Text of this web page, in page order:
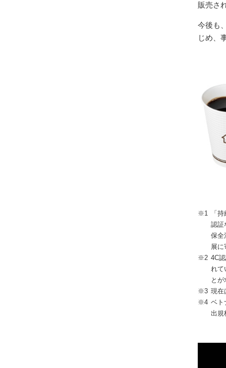
販売さ
今後も
じめ、
※1
「
認証
保全
展
※2 4C
れて
と
※3 現在
※4 ベト
出規